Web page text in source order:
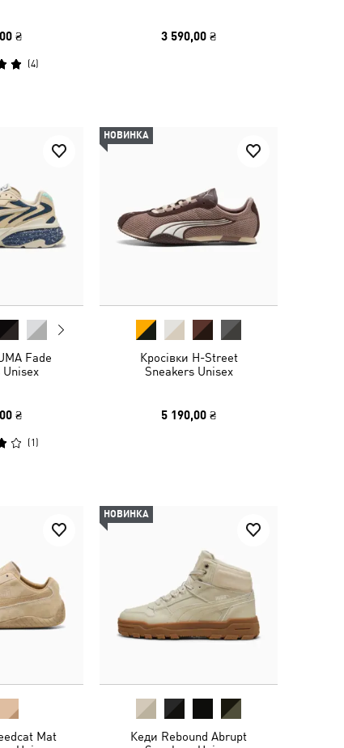
₴
(4)
3 590,00 ₴
Fade
Unisex
₴
(1 )
НОВИНКА
Кросівки H-Street
Sneakers Unisex
5 190,00 ₴
Mat
НОВИНКА
Кеди Rebound Abrupt